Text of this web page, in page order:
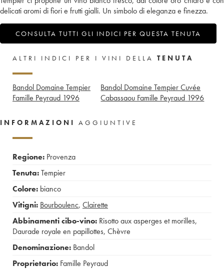
delicati aromi di fiori e frutti gialli. Un simbolo di eleganza e finezza.
CONSULTA TUTTI GLI INDICI PER QUESTA TENUTA
ALTRI INDICI PER I VINI DELLA TENUTA
Bandol Domaine Tempier
Famille Peyraud 1996
Bandol Domaine Tempier Cuvée
Cabassaou Famille Peyraud 1996
INFORMAZIONI AGGIUNTIVE
Regione: Provenza
Tenuta:Tempier
Colore: bianco
Vitigni: Bourboulenc, Clairette
Abbinamenti cibo-vino: Risotto aux asperges et morilles,
Daurade royale en papillottes, Chèvre
Denominazione: Bandol
Proprietario: Famille Peyraud